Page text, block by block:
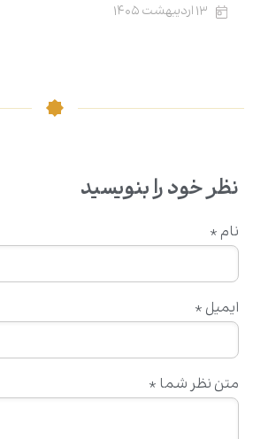
۱۳ اردیبهشت ۱۴۰۵
نظر خود را بنویسید
متن نظر شما *
نام *
ایمیل *